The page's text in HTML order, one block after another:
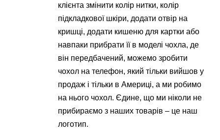
клієнта змінити колір нитки, колір
підкладкової шкіри, додати отвір на
кришці, додати кишеню для картки або
навпаки прибрати її в моделі чохла, де
він передбачений, можемо зробити
чохол на телефон, який тільки вийшов у
продаж і тільки в Америці, а ми робимо
на нього чохол. Єдине, що ми ніколи не
прибираємо з наших товарів – це наш
логотип.